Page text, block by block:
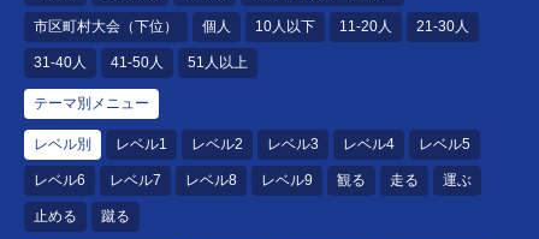
市区町村大会（下位） 個人 10人以下 11-20人 21-30人
31-40人 41-50人 51人以上
テーマ別メニュー
レベル別 レベル1 レベル2 レベル3 レベル4 レベル5
レベル6 レベル7 レベル8 レベル9 観る 走る 運ぶ
止める 蹴る